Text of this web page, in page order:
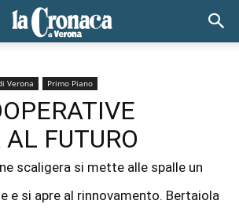
Verona Primo Piano
AL FUTURO
scaligera si mette alle spalle un
e si apre al rinnovamento. Bertaiola